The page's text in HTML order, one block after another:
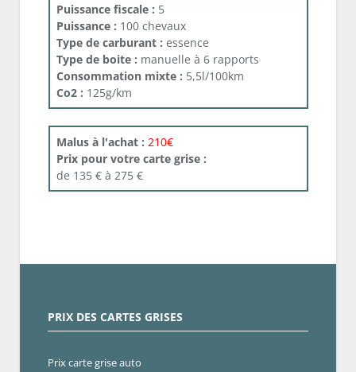
Puissance fiscale : 5
Puissance : 100 chevaux
Type de carburant : essence
Type de boite : manuelle à 6 rapports
Consommation mixte : 5,5l/100km
Co2 : 125g/km
Malus à l'achat : 210€
Prix pour votre carte grise :
de 135 € à 275 €
PRIX DES CARTES GRISES
Prix carte grise auto